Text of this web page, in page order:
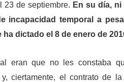
23 de septiembre. En su día, ni
incapacidad temporal a
dictado el 8 de enero de
eran que no les constaba
ciertamente, el contrato de